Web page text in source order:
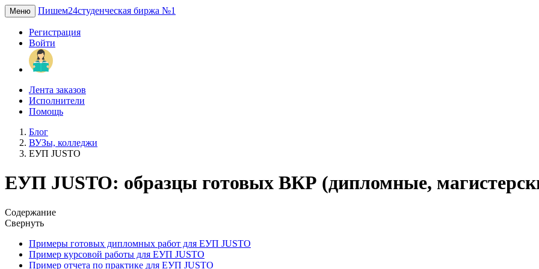
Меню Пишем24студенческая биржа №1
Регистрация
Войти
Лента заказов
Исполнители
Помощь
Блог
ВУЗы, колледжи
ЕУП JUSTO
ЕУП JUSTO: образцы готовых ВКР (дипломные,
Содержание
Свернуть
Примеры готовых дипломных работ для ЕУП JUSTO
Пример курсовой работы для ЕУП JUSTO
Пример отчета по практике для ЕУП JUSTO